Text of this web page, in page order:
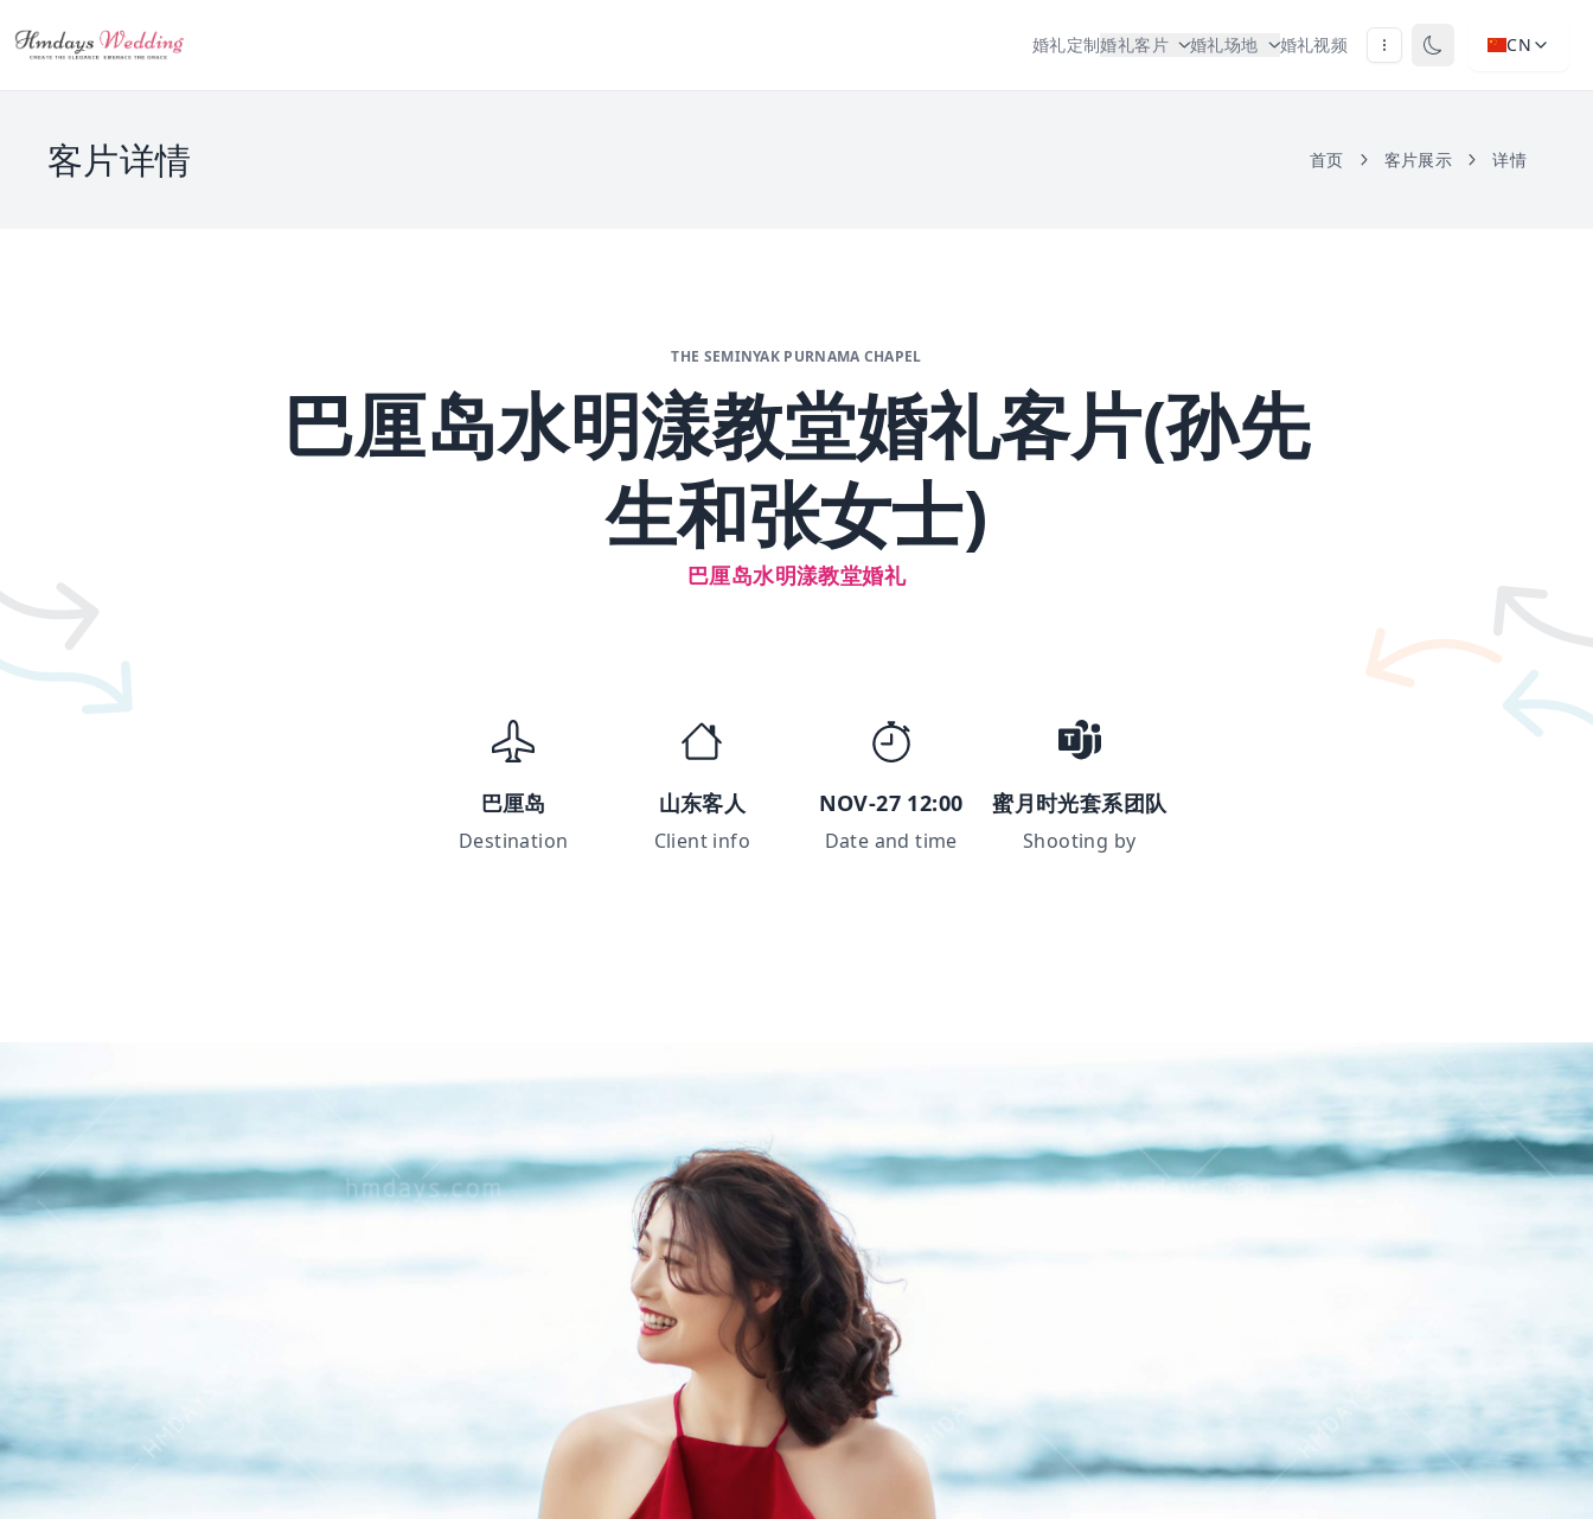
CN
婚礼定制婚礼客片 婚礼场地 婚礼视频
客片详情 首页 客片展示 详情
THE SEMINYAK PURNAMA CHAPEL
巴厘岛水明漾教堂婚礼客片(孙先
生和张女士)
巴厘岛水明漾教堂婚礼
巴厘岛
Destination
山东客人
Client info
NOV-27 12:00
Date and time
蜜月时光套系团队
Shooting by